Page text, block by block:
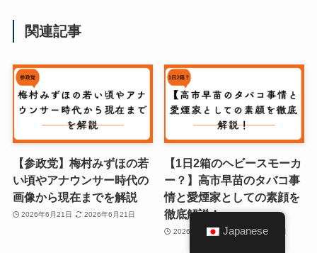
関連記事
【参政党】梅村みずほの若
い頃やアナウンサー時代の
画像から現在までを解説
2026年6月21日 2026年6月21日
【1日2箱のヘビースモーカ
ー？】高市早苗のタバコ事
情と愛煙家としての素顔を
徹底解説！
2026年6月20日 2026年6月20日
Japanese